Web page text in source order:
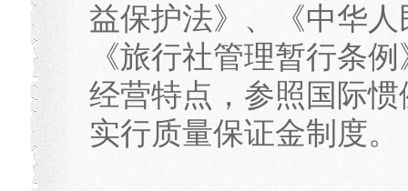
益保护法》、《中华
《旅行社管理暂行条
经营特点，参照国际
实行质量保证金制度。